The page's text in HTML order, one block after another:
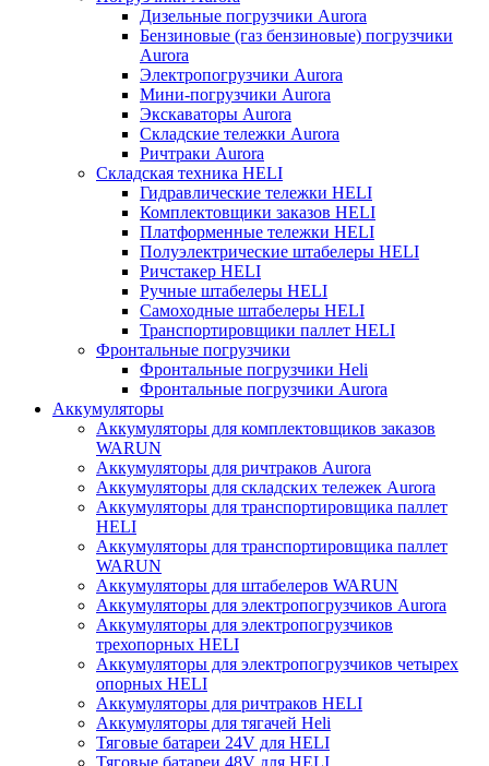
Дизельные погрузчики Aurora
Бензиновые (газ бензиновые) погрузчики
Aurora
Электропогрузчики Aurora
Мини-погрузчики Aurora
Экскаваторы Aurora
Складские тележки Aurora
Ричтраки Aurora
Складская техника HELI
Гидравлические тележки HELI
Комплектовщики заказов HELI
Платформенные тележки HELI
Полуэлектрические штабелеры HELI
Ричстакер HELI
Ручные штабелеры HELI
Самоходные штабелеры HELI
Транспортировщики паллет HELI
Фронтальные погрузчики
Фронтальные погрузчики Heli
Фронтальные погрузчики Aurora
Аккумуляторы
Аккумуляторы для комплектовщиков заказов
WARUN
Аккумуляторы для ричтраков Aurora
Аккумуляторы для складских тележек Aurora
Аккумуляторы для транспортировщика паллет
HELI
Аккумуляторы для транспортировщика паллет
WARUN
Аккумуляторы для штабелеров WARUN
Аккумуляторы для электропогрузчиков Aurora
Аккумуляторы для электропогрузчиков
трехопорных HELI
Аккумуляторы для электропогрузчиков четырех
опорных HELI
Аккумуляторы для ричтраков HELI
Аккумуляторы для тягачей Heli
Тяговые батареи 24V для HELI
Тяговые батареи 48V для HELI